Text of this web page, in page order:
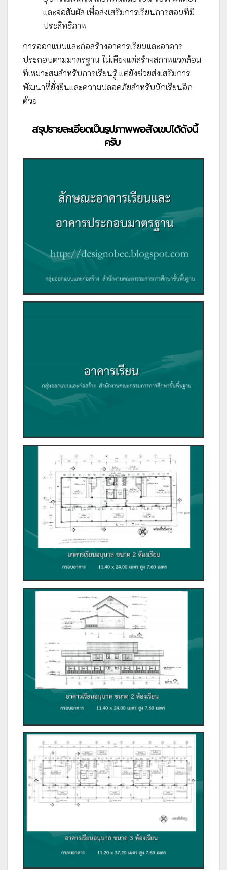
และจอสัมผัส เพื่อส่งเสริมการเรียนการสอนที่มี
ประสิทธิภาพ
การออกแบบและก่อสร้างอาคารเรียนและอาคาร
ประกอบตามมาตรฐาน ไม่เพียงแต่สร้างสภาพแวดล้อม
ที่เหมาะสมสำหรับการเรียนรู้ แต่ยังช่วยส่งเสริมการ
พัฒนาที่ยั่งยืนและความปลอดภัยสำหรับนักเรียนอีก
ด้วย
สรุปรายละเอียดเป็นรูปภาพพอสังเขปได้ดังนี้
ครับ